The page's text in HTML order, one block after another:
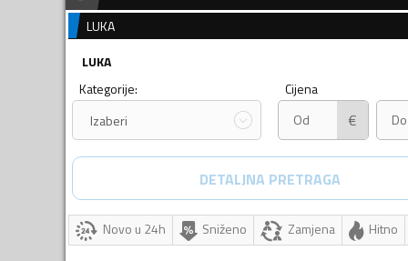
LUKA
LUKA
Kategorije:
Izaberi
Cijena
€
DETALJNA PRETRAGA
Novo u 24h Sniženo Zamjena Hitno